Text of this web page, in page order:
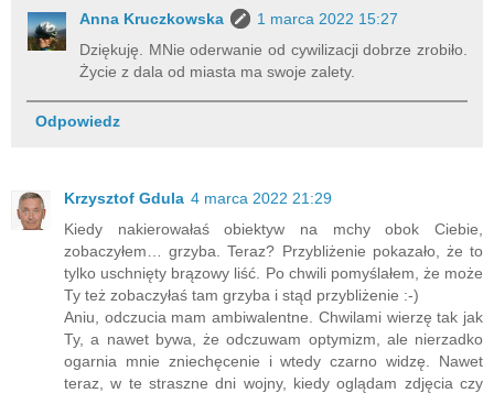
Anna Kruczkowska
1 marca 2022 15:27
Dziękuję. MNie oderwanie od cywilizacji dobrze zrobiło.
Życie z dala od miasta ma swoje zalety.
Odpowiedz
Krzysztof Gdula 4 marca 2022 21:29
Kiedy nakierowałaś obiektyw na mchy obok Ciebie,
zobaczyłem… grzyba. Teraz? Przybliżenie pokazało, że to
tylko uschnięty brązowy liść. Po chwili pomyślałem, że może
Ty też zobaczyłaś tam grzyba i stąd przybliżenie :-)
Aniu, odczucia mam ambiwalentne. Chwilami wierzę tak jak
Ty, a nawet bywa, że odczuwam optymizm, ale nierzadko
ogarnia mnie zniechęcenie i wtedy czarno widzę. Nawet
teraz, w te straszne dni wojny, kiedy oglądam zdjęcia czy